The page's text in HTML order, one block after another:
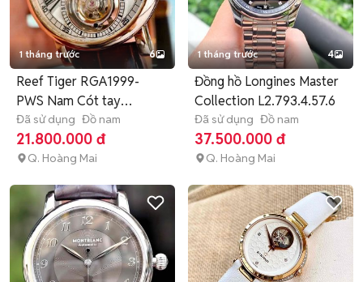
1 tháng trước 6
Reef Tiger RGA1999-
PWS Nam Cót tay
Tourbillon
Đã sử dụng Đồ nam
21.800.000 đ
Q. Hoàng Mai
1 tháng trước 4
Đồng hồ Longines Master
Collection L2.793.4.57.6
Đã sử dụng Đồ nam
37.500.000 đ
Q. Hoàng Mai